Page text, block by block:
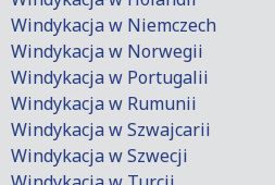
Windykacja w Niemczech
Windykacja w Norwegii
Windykacja w Portugalii
Windykacja w Rumunii
Windykacja w Szwajcarii
Windykacja w Szwecji